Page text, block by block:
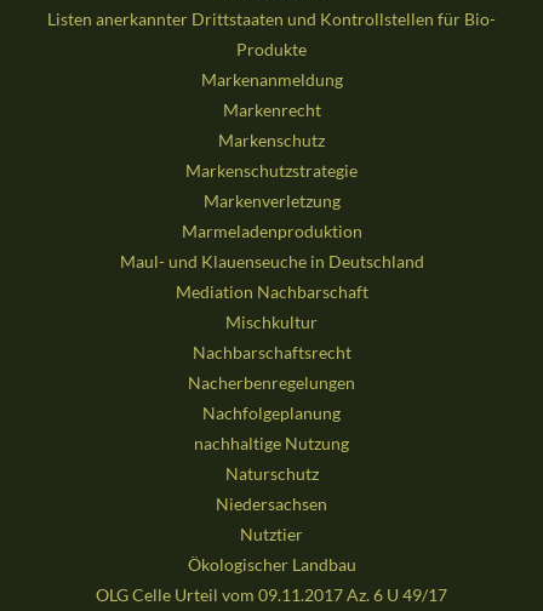
Listen anerkannter Drittstaaten und Kontrollstellen für Bio-
Produkte
Markenanmeldung
Markenrecht
Markenschutz
Markenschutzstrategie
Markenverletzung
Marmeladenproduktion
Maul- und Klauenseuche in Deutschland
Mediation Nachbarschaft
Mischkultur
Nachbarschaftsrecht
Nacherbenregelungen
Nachfolgeplanung
nachhaltige Nutzung
Naturschutz
Niedersachsen
Nutztier
Ökologischer Landbau
OLG Celle Urteil vom 09.11.2017 Az. 6 U 49/17